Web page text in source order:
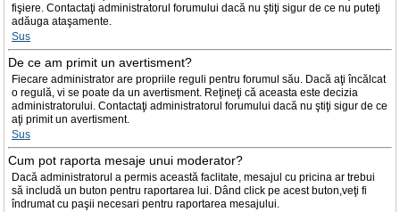
fişiere. Contactaţi administratorul forumului dacă nu ştiţi sigur de ce nu puteţi
adăuga ataşamente.
Sus
De ce am primit un avertisment?
Fiecare administrator are propriile reguli pentru forumul său. Dacă aţi încălcat
o regulă, vi se poate da un avertisment. Reţineţi că aceasta este decizia
administratorului. Contactaţi administratorul forumului dacă nu ştiţi sigur de ce
aţi primit un avertisment.
Sus
Cum pot raporta mesaje unui moderator?
Dacă administratorul a permis această faclitate, mesajul cu pricina ar trebui
să includă un buton pentru raportarea lui. Dând click pe acest buton,veţi fi
îndrumat cu paşii necesari pentru raportarea mesajului.